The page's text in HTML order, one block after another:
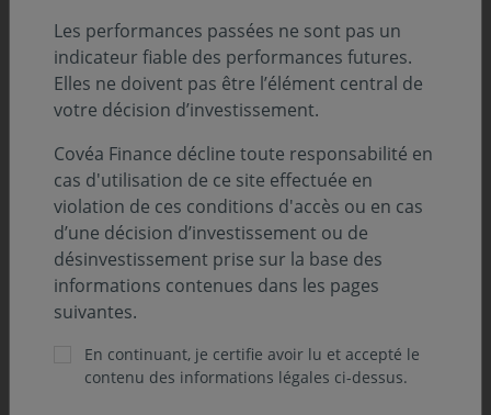
Classification SFDR :
Art. 8
Position-recommandation AMF :
Catégorie 2 AMF
Orientation de gestion
L'OPCVM a pour objectif de chercher à obtenir, sur un
horizon d'investissement moyen terme (3 à 5 ans), une
composé à 30% de l’indice MSCI Euro, à 35% de l’indice
FTSE MTS Eurozone Government Bond IG 5/7 ans, et à
Les performances passées ne sont pas un
indicateur fiable des performances futures.
Elles ne doivent pas être l’élément central de
votre décision d’investissement.
Covéa Finance décline toute responsabilité en
cas d'utilisation de ce site effectuée en
violation de ces conditions d'accès ou en cas
d’une décision d’investissement ou de
désinvestissement prise sur la base des
informations contenues dans les pages
suivantes.
En continuant, je certifie avoir lu et accepté le
contenu des informations légales ci-dessus.